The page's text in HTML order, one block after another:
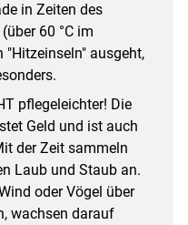
in Zeiten des
60 °C im
"Hitzeinseln" ausgeht,
pflegeleichter! Die
Geld und ist auch
der Zeit sammeln
Laub und Staub an.
oder Vögel über
wachsen darauf